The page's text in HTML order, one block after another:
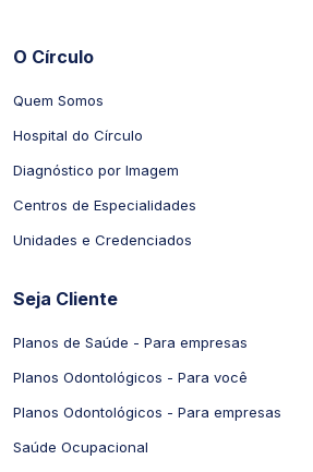
O Círculo
Quem Somos
Hospital do Círculo
Diagnóstico por Imagem
Centros de Especialidades
Unidades e Credenciados
Seja Cliente
Planos de Saúde - Para empresas
Planos Odontológicos - Para você
Planos Odontológicos - Para empresas
Saúde Ocupacional